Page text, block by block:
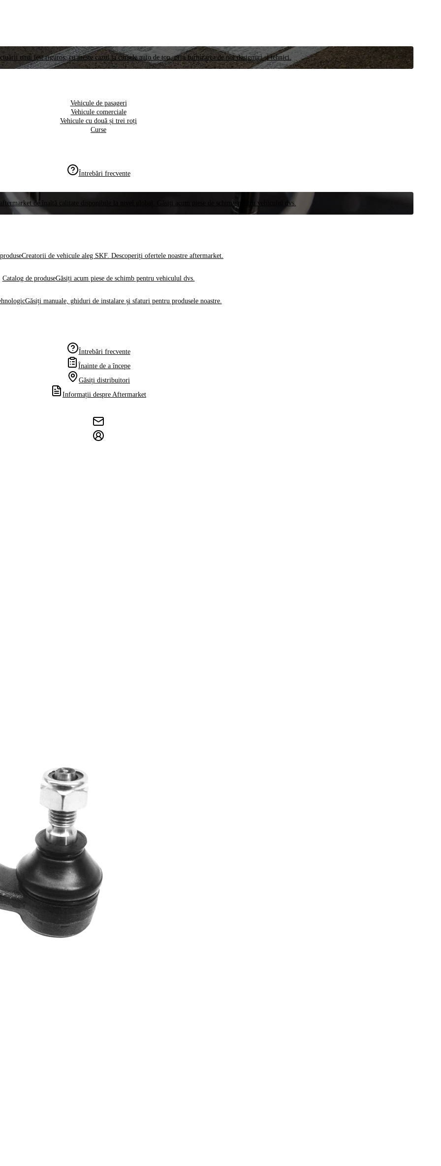
unui test riguros, cu meste cazul la cursele auto de top, prin furnizarea de noi designuri și tehnici.
Vehicule de pasageri
Vehicule comerciale
Vehicule cu două și trei roți
Curse
Întrebări frecvente
de înaltă calitate disponibile la nivel global. Găsiți acum piese de schimb pentru vehiculul dvs.
Creatorii de vehicule aleg SKF. Descoperiți ofertele noastre aftermarket.
Catalog de produseGăsiți acum piese de schimb pentru vehiculul dvs.
Găsiți manuale, ghiduri de instalare și sfaturi pentru produsele noastre.
Întrebări frecvente
Înainte de a începe
Găsiți distribuitori
Informații despre Aftermarket